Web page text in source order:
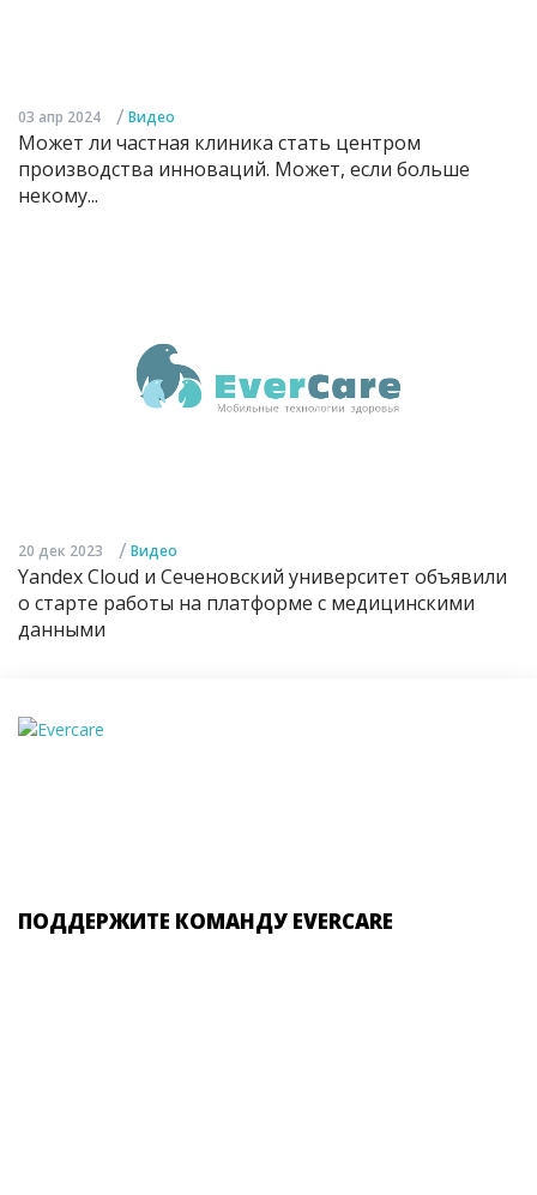
03 апр 2024 / Видео
Может ли частная клиника стать центром
производства инноваций. Может, если больше
некому...
20 дек 2023 / Видео
Yandex Cloud и Сеченовский университет объявили
о старте работы на платформе с медицинскими
данными
ПОДДЕРЖИТЕ КОМАНДУ EVERCARE